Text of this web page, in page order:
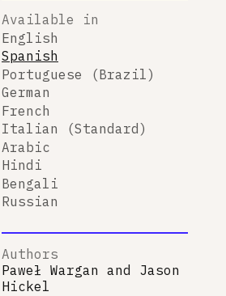
Available in
English
Spanish
Portuguese (Brazil)
German
French
Italian (Standard)
Arabic
Hindi
Bengali
Russian
Authors
Paweł Wargan and Jason
Hickel